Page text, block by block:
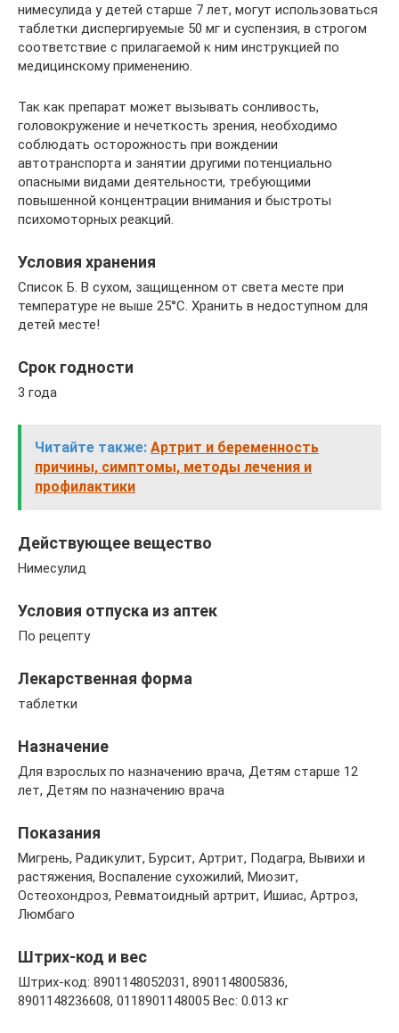
нимесулида у детей старше 7 лет, могут использоваться
таблетки диспергируемые 50 мг и суспензия, в строгом
соответствие с прилагаемой к ним инструкцией по
медицинскому применению.
Так как препарат может вызывать сонливость,
головокружение и нечеткость зрения, необходимо
соблюдать осторожность при вождении
автотранспорта и занятии другими потенциально
опасными видами деятельности, требующими
повышенной концентрации внимания и быстроты
психомоторных реакций.
Условия хранения
Список Б. В сухом, защищенном от света месте при
температуре не выше 25°С. Хранить в недоступном для
детей месте!
Срок годности
3 года
Читайте также: Артрит и беременность
причины, симптомы, методы лечения и
профилактики
Действующее вещество
Нимесулид
Условия отпуска из аптек
По рецепту
Лекарственная форма
таблетки
Назначение
Для взрослых по назначению врача, Детям старше 12
лет, Детям по назначению врача
Показания
Мигрень, Радикулит, Бурсит, Артрит, Подагра, Вывихи и
растяжения, Воспаление сухожилий, Миозит,
Остеохондроз, Ревматоидный артрит, Ишиас, Артроз,
Люмбаго
Штрих-код и вес
Штрих-код: 8901148052031, 8901148005836,
8901148236608, 0118901148005 Вес: 0.013 кг